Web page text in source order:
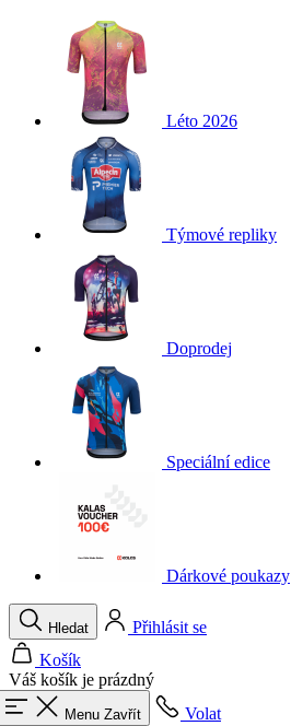
Léto 2026
Týmové repliky
Doprodej
Speciální edice
Dárkové poukazy
Hledat
Přihlásit se
Košík
Váš košík je prázdný
Menu Zavřít
Volat